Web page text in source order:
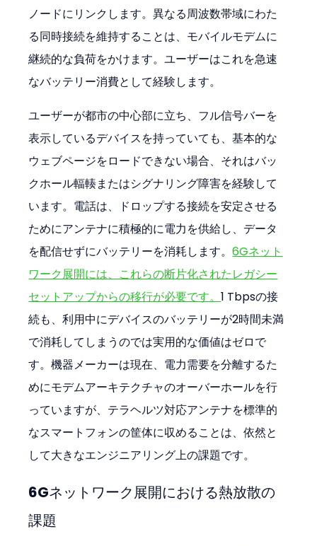
ノードにリンクします。異なる周波数帯域にわた
る同時接続を維持することは、モバイルモデムに
継続的な負荷をかけます。ユーザーはこれを急速
なバッテリー消費として経験します。
ユーザーが都市の中心部に立ち、フル信号バーを
表示しているデバイスを持っていても、基本的な
ウェブページをロードできない場合、それはバッ
クホール輻輳またはシグナリング障害を経験して
います。電話は、ドロップする接続を安定させる
ためにアンテナに積極的に電力を供給し、データ
を配信せずにバッテリーを消耗します。6Gネット
ワーク展開には、これらの断片化されたレガシー
セットアップからの移行が必要です。1 Tbpsの接
続も、利用中にデバイスのバッテリーが2時間未満
で消耗してしまうのでは実用的な価値はゼロで
す。機器メーカーは現在、電力需要を分離するた
めにモデムアーキテクチャのオーバーホールを行
っていますが、テラヘルツ対応アンテナを標準的
なスマートフォンの筐体に収めることは、依然と
して大きなエンジニアリング上の課題です。
6Gネットワーク展開における熱放散の
課題